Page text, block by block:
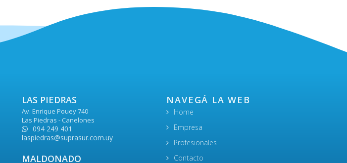
LAS PIEDRAS
Av. Enrique Pouey 740
Las Piedras - Canelones
094 249 401
laspiedras@suprasur.com.uy
MALDONADO
NAVEGÁ LA WEB
Home
Empresa
Profesionales
Contacto